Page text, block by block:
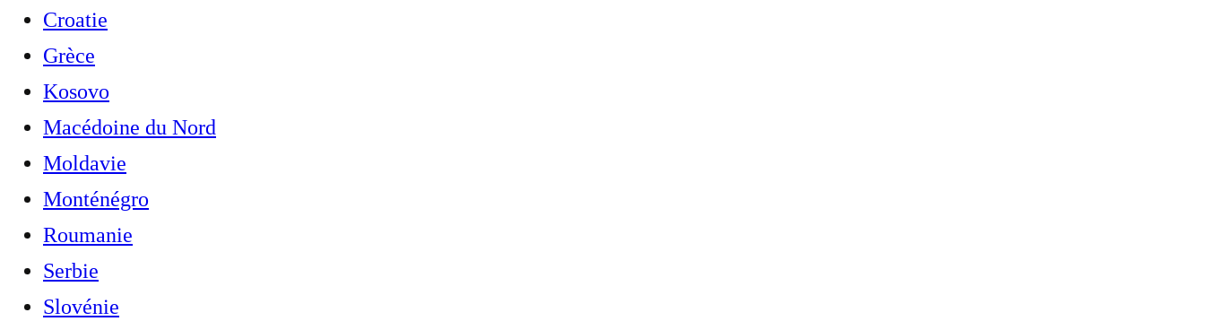
Croatie
Grèce
Kosovo
Macédoine du Nord
Moldavie
Monténégro
Roumanie
Serbie
Slovénie